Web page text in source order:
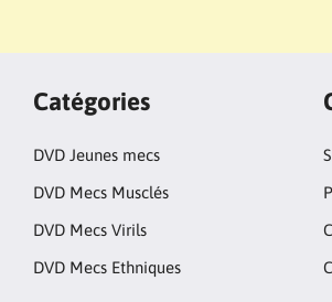
Catégories
DVD Jeunes mecs
DVD Mecs Musclés
DVD Mecs Virils
DVD Mecs Ethniques